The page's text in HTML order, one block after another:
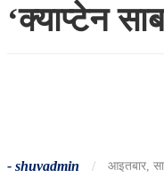
‘क्याप्टेन
- shuvadmin / आइतबार,